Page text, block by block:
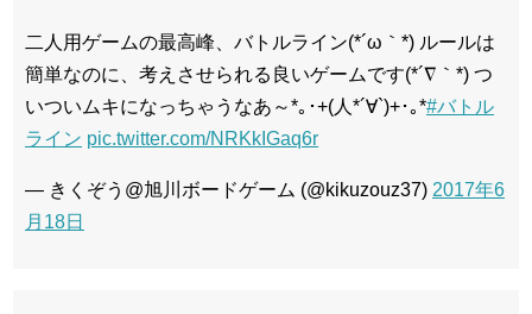
二人用ゲームの最高峰、バトルライン(*´ω｀*) ルールは
簡単なのに、考えさせられる良いゲームです(*´∇｀*) つ
いついムキになっちゃうなあ～*｡･+(人*´∀`)+･｡*#バトル
ライン pic.twitter.com/NRKkIGaq6r
— きくぞう@旭川ボードゲーム (@kikuzouz37) 2017年6
月18日